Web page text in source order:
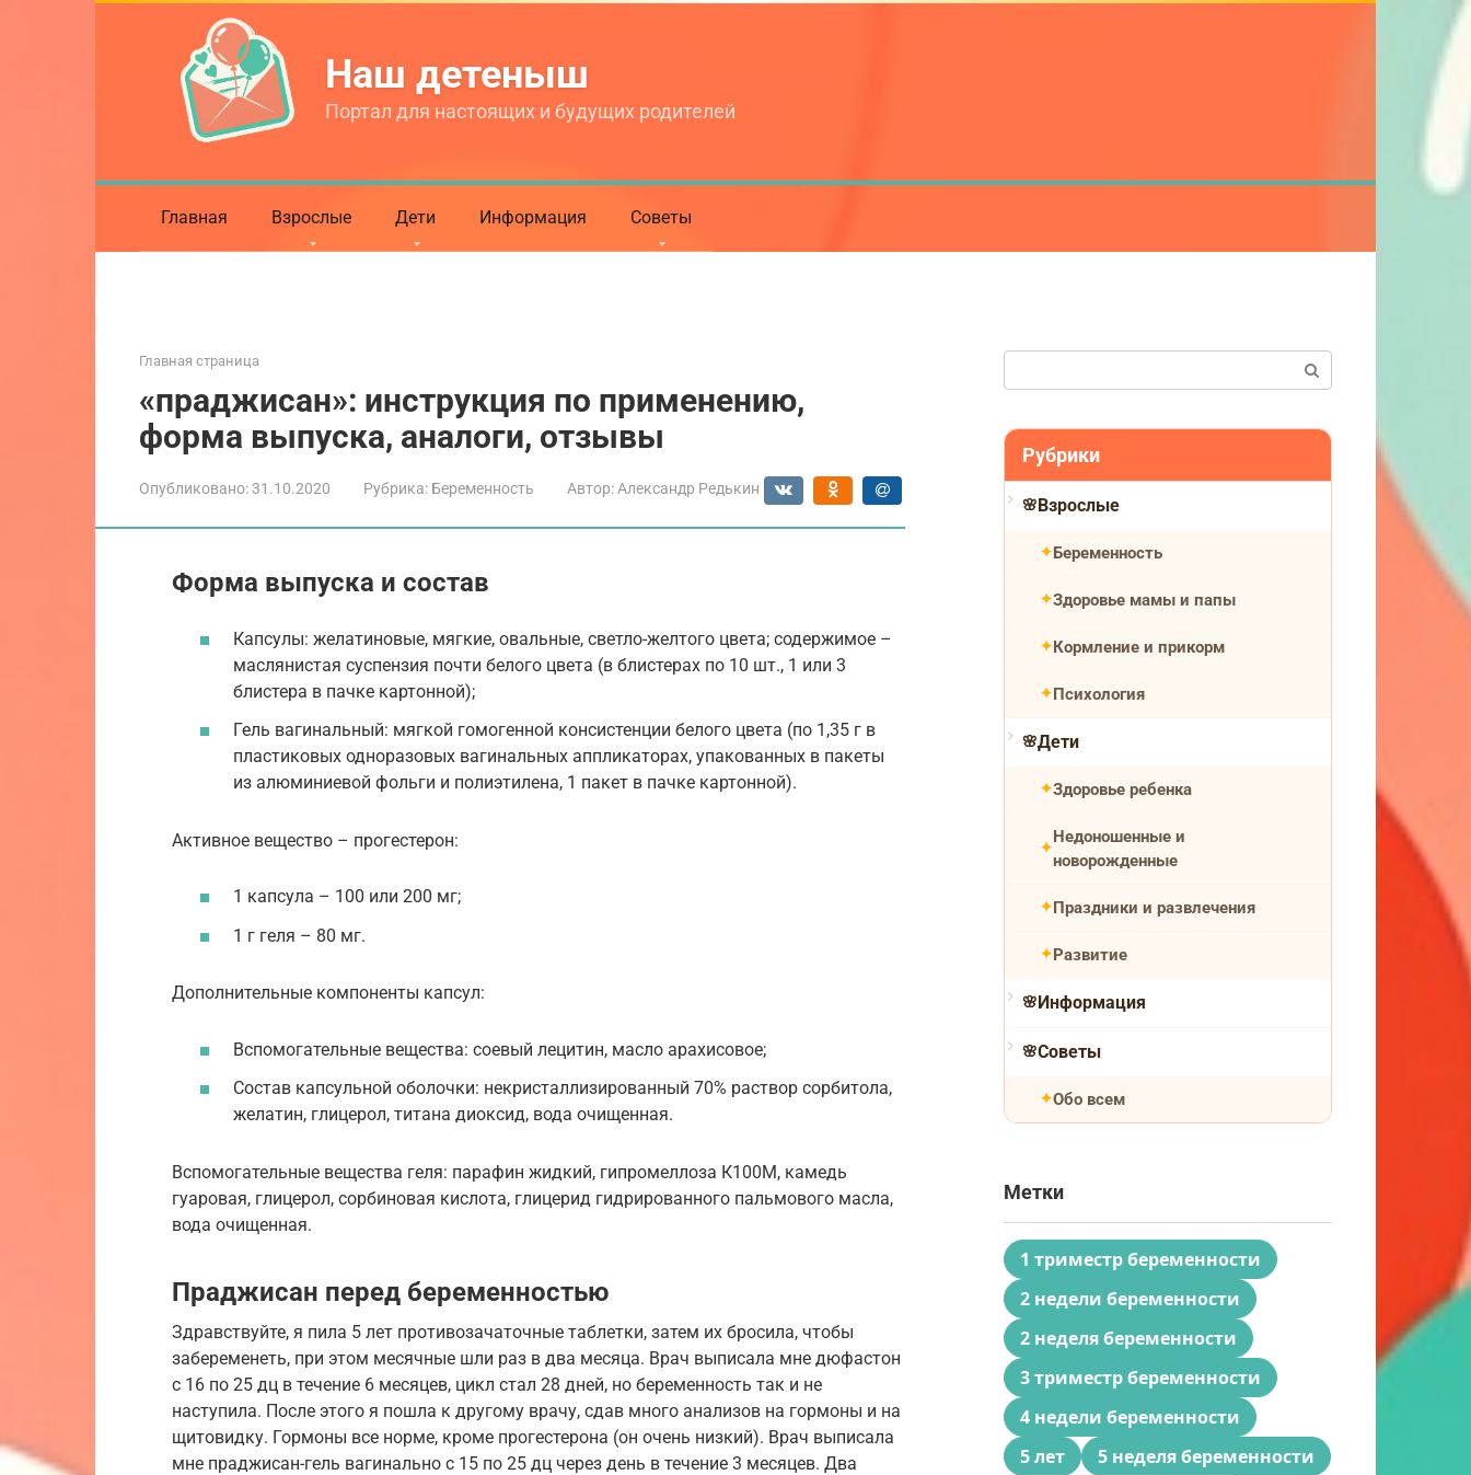
Наш детеныш
Портал для настоящих и будущих родителей
Главная Взрослые Дети Информация Советы
Главная страница
«праджисан»: инструкция по применению,
форма выпуска, аналоги, отзывы
Опубликовано:31.10.2020 Рубрика: Беременность Автор: Александр Редькин
Форма выпуска и состав
Капсулы: желатиновые, мягкие, овальные, светло-желтого цвета; содержимое –
маслянистая суспензия почти белого цвета (в блистерах по 10 шт., 1 или 3
блистера в пачке картонной);
Гель вагинальный: мягкой гомогенной консистенции белого цвета (по 1,35 г в
пластиковых одноразовых вагинальных аппликаторах, упакованных в пакеты
из алюминиевой фольги и полиэтилена, 1 пакет в пачке картонной).
Активное вещество – прогестерон:
1 капсула – 100 или 200 мг;
1 г геля – 80 мг.
Дополнительные компоненты капсул:
Вспомогательные вещества: соевый лецитин, масло арахисовое;
Состав капсульной оболочки: некристаллизированный 70% раствор сорбитола,
желатин, глицерол, титана диоксид, вода очищенная.
Вспомогательные вещества геля: парафин жидкий, гипромеллоза К100М, камедь
гуаровая, глицерол, сорбиновая кислота, глицерид гидрированного пальмового масла,
вода очищенная.
Праджисан перед беременностью
Здравствуйте, я пила 5 лет противозачаточные таблетки, затем их бросила, чтобы
забеременеть, при этом месячные шли раз в два месяца. Врач выписала мне дюфастон
с 16 по 25 дц в течение 6 месяцев, цикл стал 28 дней, но беременность так и не
наступила. После этого я пошла к другому врачу, сдав много анализов на гормоны и на
щитовидку. Гормоны все норме, кроме прогестерона (он очень низкий). Врач выписала
мне праджисан-гель вагинально с 15 по 25 дц через день в течение 3 месяцев. Два
Рубрики
Взрослые
Беременность
Здоровье мамы и папы
Кормление и прикорм
Психология
Дети
Здоровье ребенка
Недоношенные и
новорожденные
Праздники и развлечения
Развитие
Информация
Советы
Обо всем
Метки
1 триместр беременности
2 недели беременности
2 неделя беременности
3 триместр беременности
4 недели беременности
5 лет
5 неделя беременности